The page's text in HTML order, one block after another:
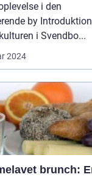
i den
Introduktion til
i Svendbo...
2024
brunch: